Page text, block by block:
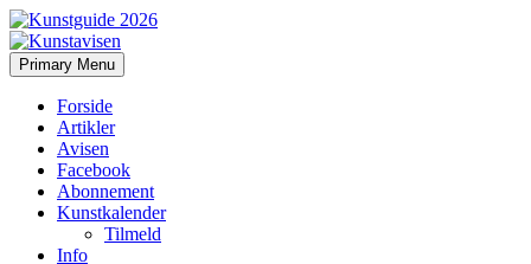
Kunstavisen
Search
Primary Menu Skip
to
Forside
Artikler
Avisen
Facebook
Abonnement
Kunstkalender
Tilmeld
Info